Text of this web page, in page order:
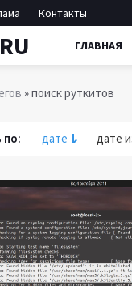
Контакты
ГЛАВНАЯ
» поиск руткитов
по: дате дате